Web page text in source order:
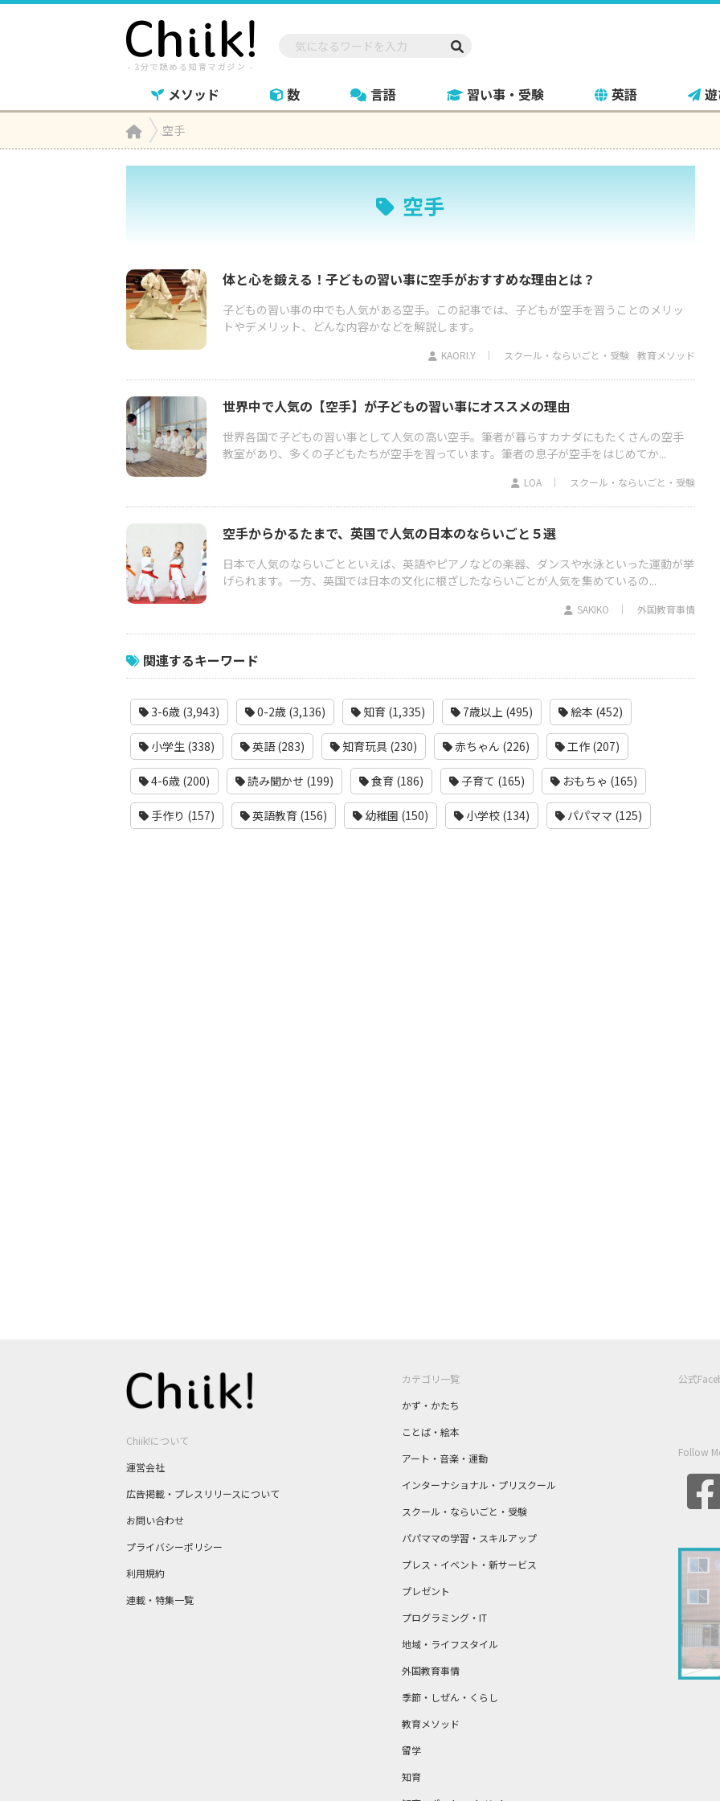
メソッド 数 言語 習い事・受験 英語
Home空手
空手
体と心を鍛える！子どもの習い事に空手がおすすめな理由とは？
子どもの習い事の中でも人気がある空手。この記事では、子どもが空手を習うことのメリッ
トやデメリット、どんな内容かなどを解説します。
KAORI.Y スクール・ならいごと・受験 教育メソッド
世界中で人気の【空手】が子どもの習い事にオススメの理由
世界各国で子どもの習い事として人気の高い空手。筆者が暮らすカナダにもたくさんの空手
教室があり、多くの子どもたちが空手を習っています。筆者の息子が空手をはじめてか...
LOA スクール・ならいごと・受験
空手からかるたまで、英国で人気の日本のならいごと５選
日本で人気のならいごとといえば、英語やピアノなどの楽器、ダンスや水泳といった運動が挙
げられます。一方、英国では日本の文化に根ざしたならいごとが人気を集めているの...
SAKIKO 外国教育事情
関連するキーワード
3-6歳 (3,943) 0-2歳 (3,136) 知育 (1,335) 7歳以上 (495) 絵本 (452)
小学生 (338) 英語 (283) 知育玩具 (230) 赤ちゃん (226) 工作 (207)
4-6歳 (200) 読み聞かせ (199) 食育 (186) 子育て (165) おもちゃ (165)
手作り (157) 英語教育 (156) 幼稚園 (150) 小学校 (134) パパママ (125)
Chiik!について
運営会社
広告掲載・プレスリリースについて
お問い合わせ
プライバシーポリシー
利用規約
連載・特集一覧
カテゴリ一覧
かず・かたち
ことば・絵本
アート・音楽・運動
インターナショナル・プリスクール
スクール・ならいごと・受験
パパママの学習・スキルアップ
プレス・イベント・新サービス
プレゼント
プログラミング・IT
地域・ライフスタイル
外国教育事情
季節・しぜん・くらし
教育メソッド
留学
知育
公式
Follow